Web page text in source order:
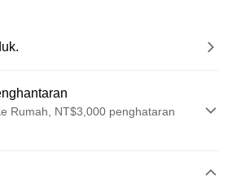
Rumah, NT$3,000 penghataran